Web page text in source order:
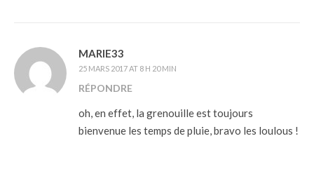
MARIE33
25 MARS 2017 AT 8 H 20 MIN
RÉPONDRE
oh, en effet, la grenouille est toujours
bienvenue les temps de pluie, bravo les loulous !